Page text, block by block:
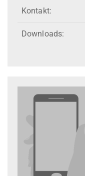
Kontakt:
Downloads: